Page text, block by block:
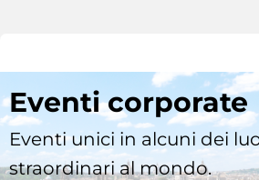
Eventi corporate
Eventi unici in alcuni dei
straordinari al mondo.